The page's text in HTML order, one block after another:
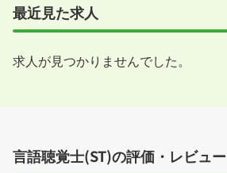
最近見た求人
求人が見つかりませんでした。
言語聴覚士(ST)の評価・レビュー